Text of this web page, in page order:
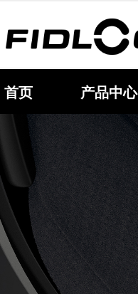
首页 产品中心